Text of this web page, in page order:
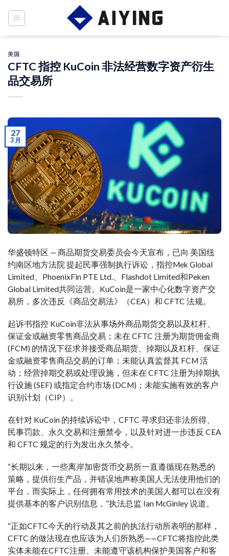
美国
CFTC 指控 KuCoin 非法经营数字资产衍生
品交易所
27
3 月
华盛顿特区 — 商品期货交易委员会今天宣布，已向 美国纽
约南区地方法院 提起民事强制执行诉讼，指控Mek Global
Limited、PhoenixFin PTE Ltd.、Flashdot Limited和Peken
Global Limited共同运营。KuCoin是一家中心化数字资产交
易所，多次违反《商品交易法》（CEA）和 CFTC 法规。
起诉书指控 KuCoin非法从事场外商品期货交易以及杠杆、
保证金或融资零售商品交易；未在 CFTC 注册为期货佣金商
(FCM) 的情况下征求并接受商品期货、掉期以及杠杆、保证
金或融资零售商品交易的订单；未能认真监督其 FCM 活
动；经营掉期交易或处理设施，但未在 CFTC 注册为掉期执
行设施 (SEF) 或指定合约市场 (DCM)；未能实施有效的客户
识别计划（CIP）。
在针对 KuCoin 的持续诉讼中，CFTC 寻求归还非法所得、
民事罚款、永久交易和注册禁令，以及针对进一步违反 CEA
和 CFTC 规定的行为发出永久禁令。
“长期以来，一些离岸加密货币交易所一直遵循现在熟悉的
策略，提供衍生产品，并错误地声称美国人无法使用他们的
平台，而实际上，任何拥有常用技术的美国人都可以在没有
提供基本的客户识别信息，”执法总监 Ian McGinley 说道。
“正如CFTC今天的行动及其之前的执法行动所表明的那样，
CFTC 的做法现在也应该为人们所熟悉——CFTC将指控此类
实体未能在CFTC注册、未能遵守该机构保护美国客户和客